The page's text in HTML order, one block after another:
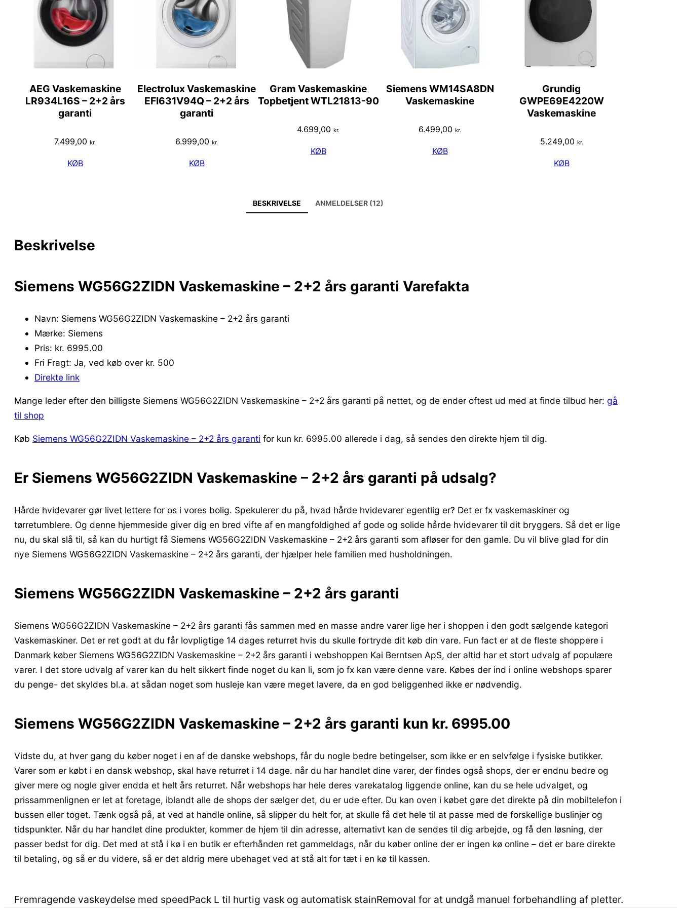
AEG Vaskemaskine
LR934L16S – 2+2 års
garanti
7.499,00 kr.
KØB
Electrolux Vaskemaskine
EFI631V94Q – 2+2 års
garanti
6.999,00 kr.
KØB
Gram Vaskemaskine
Topbetjent WTL21813-90
4.699,00 kr.
KØB
Siemens WM14SA8DN
Vaskemaskine
6.499,00 kr.
KØB
Grundig
GWPE69E4220W
Vaskemaskine
5.249,00 kr.
KØB
BESKRIVELSE ANMELDELSER (12)
Beskrivelse
Siemens WG56G2ZIDN Vaskemaskine – 2+2 års garanti Varefakta
Navn: Siemens WG56G2ZIDN Vaskemaskine – 2+2 års garanti
Mærke: Siemens
Pris: kr. 6995.00
Fri Fragt: Ja, ved køb over kr. 500
Direkte link
Mange leder efter den billigste Siemens WG56G2ZIDN Vaskemaskine – 2+2 års garanti på nettet, og de ender oftest ud med at finde tilbud her: gå
til shop
Køb Siemens WG56G2ZIDN Vaskemaskine – 2+2 års garanti for kun kr. 6995.00 allerede i dag, så sendes den direkte hjem til dig.
Er Siemens WG56G2ZIDN Vaskemaskine – 2+2 års garanti på udsalg?
Hårde hvidevarer gør livet lettere for os i vores bolig. Spekulerer du på, hvad hårde hvidevarer egentlig er? Det er fx vaskemaskiner og
tørretumblere. Og denne hjemmeside giver dig en bred vifte af en mangfoldighed af gode og solide hårde hvidevarer til dit bryggers. Så det er lige
nu, du skal slå til, så kan du hurtigt få Siemens WG56G2ZIDN Vaskemaskine – 2+2 års garanti som afløser for den gamle. Du vil blive glad for din
nye Siemens WG56G2ZIDN Vaskemaskine – 2+2 års garanti, der hjælper hele familien med husholdningen.
Siemens WG56G2ZIDN Vaskemaskine – 2+2 års garanti
Siemens WG56G2ZIDN Vaskemaskine – 2+2 års garanti fås sammen med en masse andre varer lige her i shoppen i den godt sælgende kategori
Vaskemaskiner. Det er ret godt at du får lovpligtige 14 dages returret hvis du skulle fortryde dit køb din vare. Fun fact er at de fleste shoppere i
Danmark køber Siemens WG56G2ZIDN Vaskemaskine – 2+2 års garanti i webshoppen Kai Berntsen ApS, der altid har et stort udvalg af populære
varer. I det store udvalg af varer kan du helt sikkert finde noget du kan li, som jo fx kan være denne vare. Købes der ind i online webshops sparer
du penge- det skyldes bl.a. at sådan noget som husleje kan være meget lavere, da en god beliggenhed ikke er nødvendig.
Siemens WG56G2ZIDN Vaskemaskine – 2+2 års garanti kun kr. 6995.00
Vidste du, at hver gang du køber noget i en af de danske webshops, får du nogle bedre betingelser, som ikke er en selvfølge i fysiske butikker.
Varer som er købt i en dansk webshop, skal have returret i 14 dage. når du har handlet dine varer, der findes også shops, der er endnu bedre og
giver mere og nogle giver endda et helt års returret. Når webshops har hele deres varekatalog liggende online, kan du se hele udvalget, og
prissammenlignen er let at foretage, iblandt alle de shops der sælger det, du er ude efter. Du kan oven i købet gøre det direkte på din mobiltelefon i
bussen eller toget. Tænk også på, at ved at handle online, så slipper du helt for, at skulle få det hele til at passe med de forskellige buslinjer og
tidspunkter. Når du har handlet dine produkter, kommer de hjem til din adresse, alternativt kan de sendes til dig arbejde, og få den løsning, der
passer bedst for dig. Det med at stå i kø i en butik er efterhånden ret gammeldags, når du køber online der er ingen kø online – det er bare direkte
til betaling, og så er du videre, så er det aldrig mere ubehaget ved at stå alt for tæt i en kø til kassen.
Fremragende vaskeydelse med speedPack L til hurtig vask og automatisk stainRemoval for at undgå manuel forbehandling af pletter.